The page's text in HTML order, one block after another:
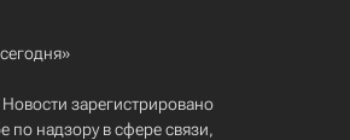
зарегистрировано
по надзору в сфере связи,